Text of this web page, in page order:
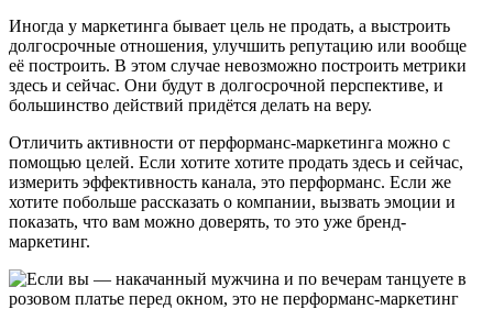
Иногда у маркетинга бывает цель не продать, а выстроить
долгосрочные отношения, улучшить репутацию или вообще
её построить. В этом случае невозможно построить метрики
здесь и сейчас. Они будут в долгосрочной перспективе, и
большинство действий придётся делать на веру.
Отличить активности от перформанс-маркетинга можно с
помощью целей. Если хотите хотите продать здесь и сейчас,
измерить эффективность канала, это перформанс. Если же
хотите побольше рассказать о компании, вызвать эмоции и
показать, что вам можно доверять, то это уже бренд-
маркетинг.